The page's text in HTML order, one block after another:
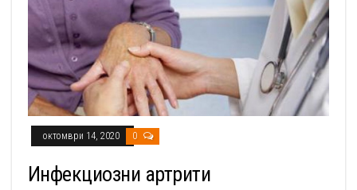
октомври 14, 2020 0
Инфекциозни артрити